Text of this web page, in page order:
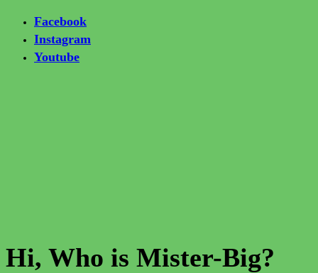
Facebook
Instagram
Youtube
Hi, Who is Mister-Big?